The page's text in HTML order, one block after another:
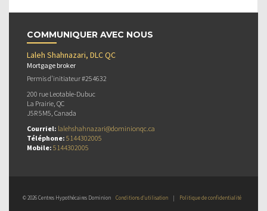
COMMUNIQUER AVEC NOUS
Laleh Shahnazari, DLC QC
Mortgage broker
Permis d’initiateur #254632
200 rue Leotable-Dubuc
La Prairie, QC
J5R 5M5, Canada
Courriel: lalehshahnazari@dominionqc.ca
Téléphone: 5144302005
Mobile: 5144302005
© 2026 Centres Hypothécaires Dominion Conditions d’utilisation | Politique de confidentialité